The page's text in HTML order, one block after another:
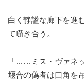
白く静謐な廊下を進
て囁き合う。
「……ミス・ヴァネ
堰合の偽者は口角を